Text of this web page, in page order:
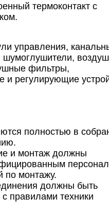
термоконтакт с
управления,
шумоглушители,
фильтры,
и регулирующие
полностью в
и монтаж должны
по монтажу.
должны быть
правилами техники